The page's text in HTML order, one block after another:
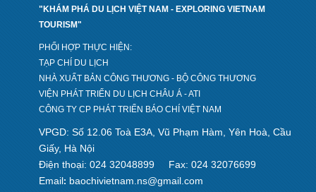
"KHÁM PHÁ DU LỊCH VIỆT NAM - EXPLORING VIETNAM
TOURISM"
PHỐI HỢP THỰC HIỆN:
TẠP CHÍ DU LỊCH
NHÀ XUẤT BẢN CÔNG THƯƠNG - BỘ CÔNG THƯƠNG
VIỆN PHÁT TRIỂN DU LỊCH CHÂU Á - ATI
CÔNG TY CP PHÁT TRIỂN BÁO CHÍ VIỆT NAM
VPGD: Số 12.06 Toà E3A, Vũ Phạm Hàm, Yên Hoà, Cầu
Giấy, Hà Nội
Điện thoại: 024 32048899
Fax: 024 32076699
Email: baochivietnam.ns@gmail.com